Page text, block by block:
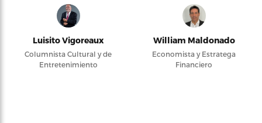
Luisito Vigoreaux
Columnista Cultural y de
Entretenimiento
William Maldonado
Economista y Estratega
Financiero